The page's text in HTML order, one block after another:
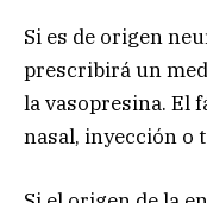
Si es de origen
prescribirá un
la vasopresina. El
nasal, inyección o